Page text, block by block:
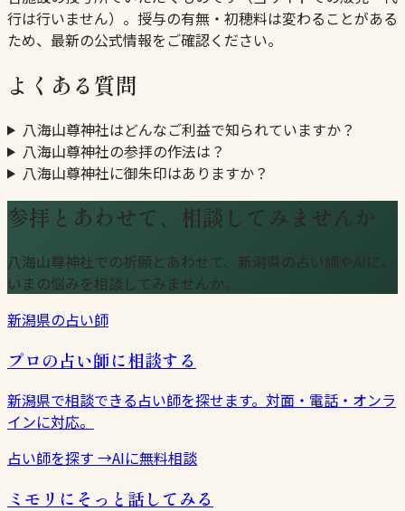
行は行いません）。授与の有無・初穂料は変わることがある
ため、最新の公式情報をご確認ください。
よくある質問
八海山尊神社はどんなご利益で知られていますか？
八海山尊神社の参拝の作法は？
八海山尊神社に御朱印はありますか？
参拝とあわせて、相談してみませんか
八海山尊神社での祈願とあわせて、新潟県の占い師やAIに、
いまの悩みを相談してみませんか。
新潟県の占い師
プロの占い師に相談する
新潟県で相談できる占い師を探せます。対面・電話・オンラ
インに対応。
占い師を探す →AIに無料相談
ミモリにそっと話してみる